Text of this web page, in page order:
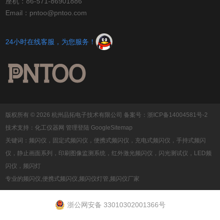
Email：pntoo@pntoo.com
24小时在线客服，为您服务！
版权所有 © 2026 杭州品拓电子技术有限公司备案号：浙ICP备14004581号-2
技术支持：化工仪器网 管理登陆 GoogleSitemap
关键词：频闪仪，固定式频闪仪，便携式频闪仪，充电式频闪仪，手持式频闪
仪，静止画面系列，印刷图像监测系统，红外激光频闪仪，闪光测试仪，LED频
闪仪，频闪灯
专业的频闪仪,便携式频闪仪,频闪仪灯管,频闪仪厂家
浙公网安备 33010302001366号